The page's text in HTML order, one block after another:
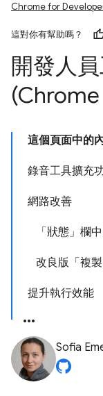
Chrome for
這對你有幫助嗎？
開發人
(Chrome
這個頁面中的
錄音工具擴充
網路改善
「狀態」欄
改良版「複
提升執行效能
Sofia